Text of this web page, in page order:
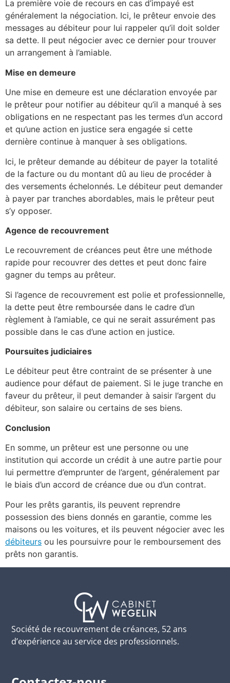
La première voie de recours en cas d’impayé est
généralement la négociation. Ici, le prêteur envoie des
messages au débiteur pour lui rappeler qu’il doit solder
sa dette. Il peut négocier avec ce dernier pour trouver
un arrangement à l’amiable.
Mise en demeure
Une mise en demeure est une déclaration envoyée par
le prêteur pour notifier au débiteur qu’il a manqué à ses
obligations en ne respectant pas les termes d’un accord
et qu’une action en justice sera engagée si cette
dernière continue à manquer à ses obligations.
Ici, le prêteur demande au débiteur de payer la totalité
de la facture ou du montant dû au lieu de procéder à
des versements échelonnés. Le débiteur peut demander
à payer par tranches abordables, mais le prêteur peut
s’y opposer.
Agence de recouvrement
Le recouvrement de créances peut être une méthode
rapide pour recouvrer des dettes et peut donc faire
gagner du temps au prêteur.
Si l’agence de recouvrement est polie et professionnelle,
la dette peut être remboursée dans le cadre d’un
règlement à l’amiable, ce qui ne serait assurément pas
possible dans le cas d’une action en justice.
Poursuites judiciaires
Le débiteur peut être contraint de se présenter à une
audience pour défaut de paiement. Si le juge tranche en
faveur du prêteur, il peut demander à saisir l’argent du
débiteur, son salaire ou certains de ses biens.
Conclusion
En somme, un prêteur est une personne ou une
institution qui accorde un crédit à une autre partie pour
lui permettre d’emprunter de l’argent, généralement par
le biais d’un accord de créance due ou d’un contrat.
Pour les prêts garantis, ils peuvent reprendre
possession des biens donnés en garantie, comme les
maisons ou les voitures, et ils peuvent négocier avec les
débiteurs ou les poursuivre pour le remboursement des
prêts non garantis.
Société de recouvrement de créances, 52 ans
d’expérience au service des professionnels.